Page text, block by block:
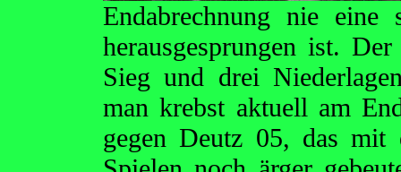
Endabrechnung nie eine
herausgesprungen ist.
Sieg und drei
man krebst aktuell am
gegen Deutz 05, das mit